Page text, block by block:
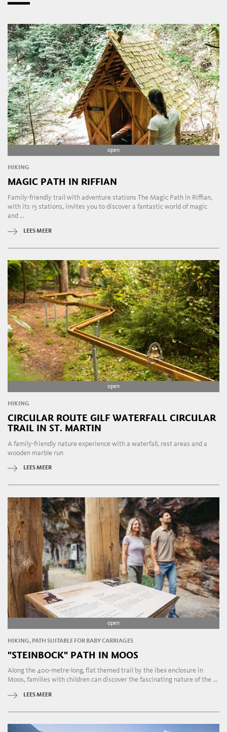
open
HIKING
MAGIC PATH IN RIFFIAN
Family-friendly trail with adventure stations The Magic Path in Riffian,
with its 15 stations, invites you to discover a fantastic world of magic
and ...
LEES MEER
open
HIKING
CIRCULAR ROUTE GILF WATERFALL CIRCULAR
TRAIL IN ST. MARTIN
A family-friendly nature experience with a waterfall, rest areas and a
wooden marble run
LEES MEER
open
HIKING, PATH SUITABLE FOR BABY CARRIAGES
"STEINBOCK" PATH IN MOOS
Along the 400-metre-long, flat themed trail by the ibex enclosure in
Moos, families with children can discover the fascinating nature of the ...
LEES MEER